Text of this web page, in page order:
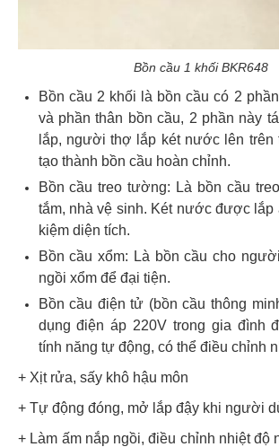
Bồn cầu 1 khối BKR648
Bồn cầu 2 khối là bồn cầu có 2
và phần thân bồn cầu, 2 phần này
lắp, người thợ lắp két nước lên trên
tạo thành bồn cầu hoàn chỉnh.
Bồn cầu treo tường: Là bồn cầu
tắm, nhà vệ sinh. Két nước được lắp
kiệm diện tích.
Bồn cầu xổm: Là bồn cầu cho
ngồi xổm để đại tiện.
Bồn cầu điện tử (bồn cầu thông
dụng điện áp 220V trong gia đình
tính năng tự động, có thể điều chỉnh
+ Xịt rửa, sấy khô hậu môn
+ Tự động đóng, mở lắp đậy khi người
+ Làm ấm nắp ngồi, điều chỉnh nhiệt